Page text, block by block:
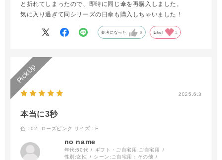
と折れてしまったので、即時に同じ傘を再購入しました。
気に入り過ぎて同シリーズの日傘も購入しちゃいました！
参考になった 0 Like! 1
2025.6.3
本当に3秒
色：02. ローズピンク サイズ：F
no name
年代:50代 ギフト・ご自宅用: ご自宅用
性別:女性 シーン: ご自宅用：その他